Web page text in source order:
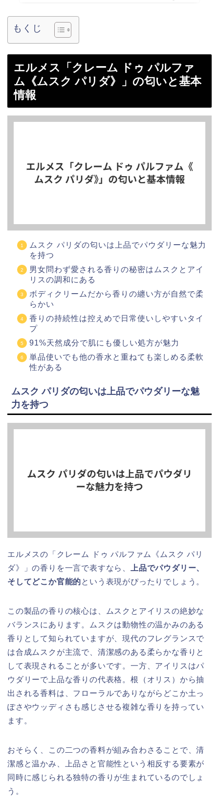
もくじ
エルメス「クレーム ドゥ パルファ
ム《ムスク パリダ》」の匂いと基本
情報
ムスク パリダの匂いは上品でパウダリーな魅力
を持つ
男女問わず愛される香りの秘密はムスクとアイ
リスの調和にある
ボディクリームだから香りの纏い方が自然で柔
らかい
香りの持続性は控えめで日常使いしやすいタイ
プ
91%天然成分で肌にも優しい処方が魅力
単品使いでも他の香水と重ねても楽しめる柔軟
性がある
ムスク パリダの匂いは上品でパウダリーな魅
力を持つ
エルメスの「クレーム ドゥ パルファム《ムスク パリ
ダ》」の香りを一言で表すなら、
上品でパウダリー、
そしてどこか官能的という表現がぴったりでしょう。
この製品の香りの核心は、ムスクとアイリスの絶妙な
バランスにあります。ムスクは動物性の温かみのある
香りとして知られていますが、現代のフレグランスで
は合成ムスクが主流で、清潔感のある柔らかな香りと
して表現されることが多いです。一方、アイリスはパ
ウダリーで上品な香りの代表格。根（オリス）から抽
出される香料は、フローラルでありながらどこか土っ
ぽさやウッディさも感じさせる複雑な香りを持ってい
ます。
おそらく、この二つの香料が組み合わさることで、清
潔感と温かみ、上品さと官能性という相反する要素が
同時に感じられる独特の香りが生まれているのでしょ
う。